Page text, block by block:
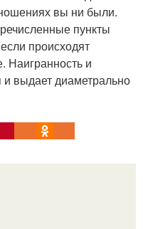
вы ни были.
пункты
происходят
Наигранность и
и выдает диаметрально